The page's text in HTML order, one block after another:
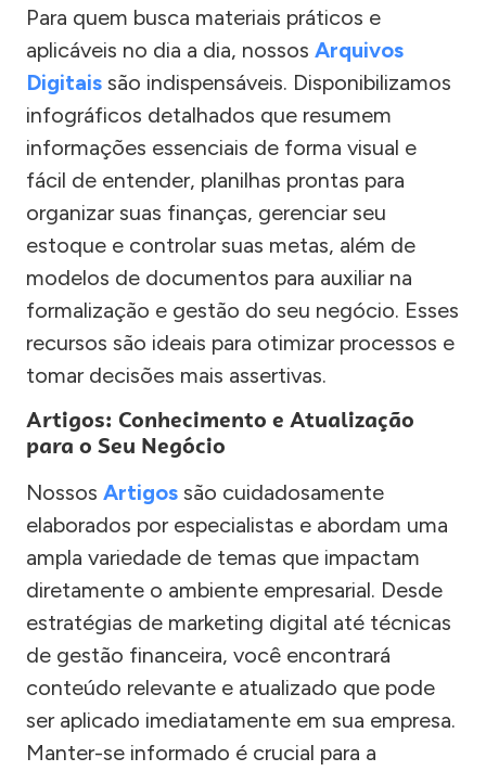
Para quem busca materiais práticos e
aplicáveis no dia a dia, nossos Arquivos
Digitais são indispensáveis. Disponibilizamos
infográficos detalhados que resumem
informações essenciais de forma visual e
fácil de entender, planilhas prontas para
organizar suas finanças, gerenciar seu
estoque e controlar suas metas, além de
modelos de documentos para auxiliar na
formalização e gestão do seu negócio. Esses
recursos são ideais para otimizar processos e
tomar decisões mais assertivas.
Artigos: Conhecimento e Atualização
para o Seu Negócio
Nossos Artigos são cuidadosamente
elaborados por especialistas e abordam uma
ampla variedade de temas que impactam
diretamente o ambiente empresarial. Desde
estratégias de marketing digital até técnicas
de gestão financeira, você encontrará
conteúdo relevante e atualizado que pode
ser aplicado imediatamente em sua empresa.
Manter-se informado é crucial para a